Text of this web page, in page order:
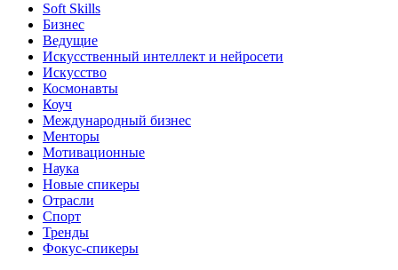
Soft Skills
Бизнес
Ведущие
Искусственный интеллект и нейросети
Искусство
Космонавты
Коуч
Международный бизнес
Менторы
Мотивационные
Наука
Новые спикеры
Отрасли
Спорт
Тренды
Фокус-спикеры